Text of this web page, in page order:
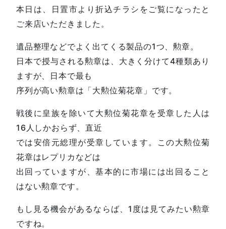
本日は、日置市より折込チラシをご覧になったと
ご来店いただきました。
遺品整理などでよく出てくる製品の1つ、勲章。
日本で授与される勲章は、大きく分けて4種類あり
ますが、日本で最も
序列が高い勲章は「大勲位菊花章」です。
戦後に皇族を除いて大勲位菊花章を受章した人は
16人しかおらず、直近
では安倍元総理が受章しています。この大勲位菊
花章はレプリカなどは
出回っていますが、基本的に市場には出回ること
はない勲章です。
もし見る機会があるならば、1度は見てみたい勲章
ですね。